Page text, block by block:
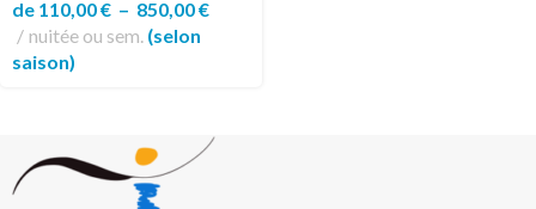
de 110,00€ – 850,00€
nuitée ou sem. (selon
saison)